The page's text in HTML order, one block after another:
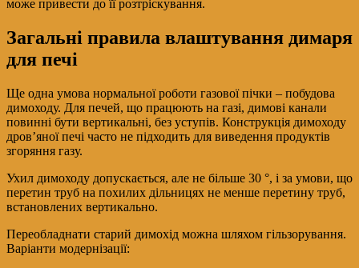
може привести до її розтріскування.
Загальні правила влаштування димаря
для печі
Ще одна умова нормальної роботи газової пічки – побудова
димоходу. Для печей, що працюють на газі, димові канали
повинні бути вертикальні, без уступів. Конструкція димоходу
дров’яної печі часто не підходить для виведення продуктів
згоряння газу.
Ухил димоходу допускається, але не більше 30 °, і за умови, що
перетин труб на похилих дільницях не менше перетину труб,
встановлених вертикально.
Переобладнати старий димохід можна шляхом гільзорування.
Варіанти модернізації: